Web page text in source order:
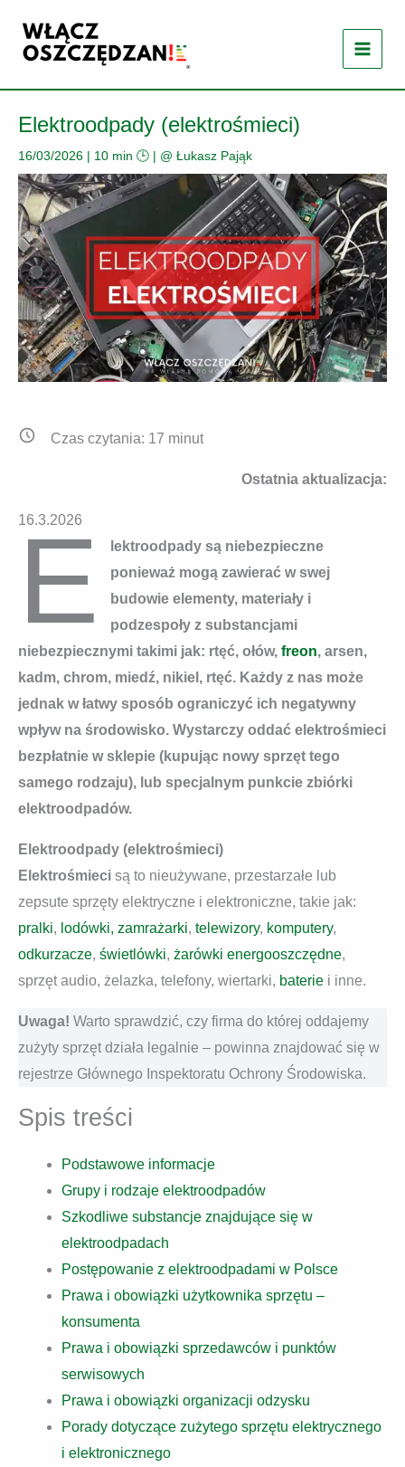
treści
Elektroodpady (elektrośmieci)
16/03/2026 | 10 min 🕒 | @ Łukasz Pająk
Czas czytania: 17 minut
Ostatnia aktualizacja:
16.3.2026
E
lektroodpady są niebezpieczne
ponieważ mogą zawierać w swej
budowie elementy, materiały i
podzespoły z substancjami
niebezpiecznymi takimi jak: rtęć, ołów, freon, arsen,
kadm, chrom, miedź, nikiel, rtęć. Każdy z nas może
jednak w łatwy sposób ograniczyć ich negatywny
wpływ na środowisko. Wystarczy oddać elektrośmieci
bezpłatnie w sklepie (kupując nowy sprzęt tego
samego rodzaju), lub specjalnym punkcie zbiórki
elektroodpadów.
Elektroodpady (elektrośmieci)
Elektrośmieci są to nieużywane, przestarzałe lub
zepsute sprzęty elektryczne i elektroniczne, takie jak:
pralki, lodówki, zamrażarki, telewizory, komputery,
odkurzacze, świetlówki, żarówki energooszczędne,
sprzęt audio, żelazka, telefony, wiertarki, baterie i inne.
Uwaga! Warto sprawdzić, czy firma do której oddajemy
zużyty sprzęt działa legalnie – powinna znajdować się w
rejestrze Głównego Inspektoratu Ochrony Środowiska.
Spis treści
Podstawowe informacje
Grupy i rodzaje elektroodpadów
Szkodliwe substancje znajdujące się w
elektroodpadach
Postępowanie z elektroodpadami w Polsce
Prawa i obowiązki użytkownika sprzętu –
konsumenta
Prawa i obowiązki sprzedawców i punktów
serwisowych
Prawa i obowiązki organizacji odzysku
Porady dotyczące zużytego sprzętu elektrycznego
i elektronicznego